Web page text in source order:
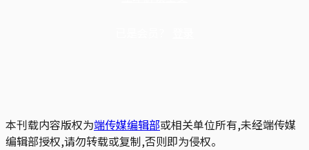
本刊载内容版权为端传媒编辑部或相关单位所有,未经端传媒
编辑部授权,请勿转载或复制,否则即为侵权。